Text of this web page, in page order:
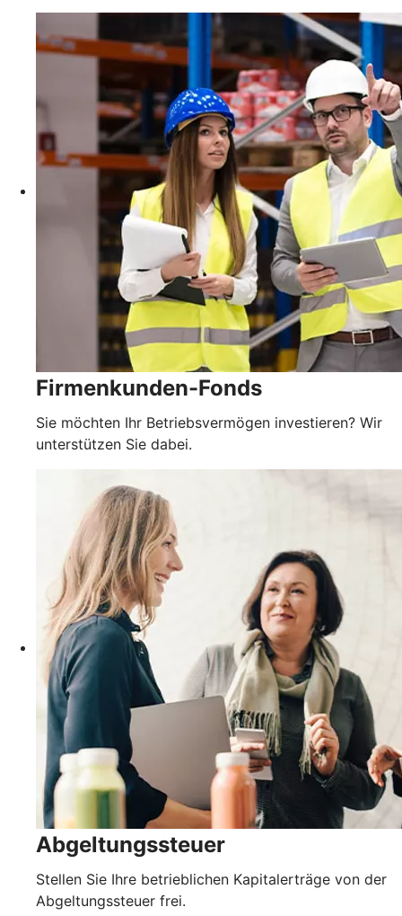
Firmenkunden-Fonds
Sie möchten Ihr Betriebsvermögen investieren? Wir
unterstützen Sie dabei.
Abgeltungssteuer
Stellen Sie Ihre betrieblichen Kapitalerträge von der
Abgeltungssteuer frei.